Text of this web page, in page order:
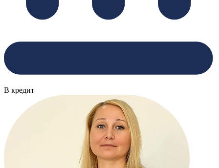
В кредит